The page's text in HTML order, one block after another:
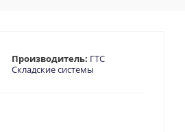
Производитель: ГТС
Складские системы